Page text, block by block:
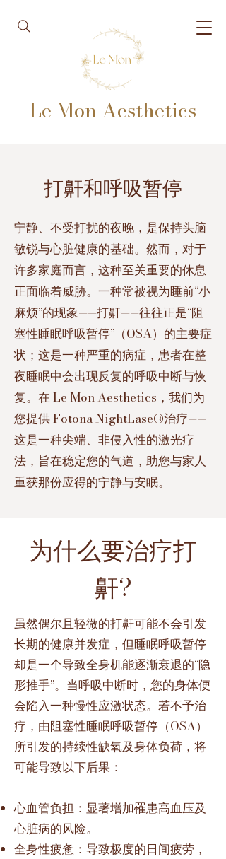
Le Mon Aesthetics
打鼾和呼吸暂停
宁静、不受打扰的夜晚，是保持头脑
敏锐与心脏健康的基础。然而，对于
许多家庭而言，这种至关重要的休息
正面临着威胁。一种常被视为睡前“小
麻烦”的现象——打鼾——往往正是“阻
塞性睡眠呼吸暂停”（OSA）的主要症
状；这是一种严重的病症，患者在整
夜睡眠中会出现反复的呼吸中断与恢
复。 在 Le Mon Aesthetics，我们为
您提供 Fotona NightLase®治疗——
这是一种尖端、非侵入性的激光疗
法，旨在稳定您的气道，助您与家人
重获那份应得的宁静与安眠。
为什么要治疗打
鼾?
虽然偶尔且轻微的打鼾可能不会引发
长期的健康并发症，但睡眠呼吸暂停
却是一个导致全身机能逐渐衰退的“隐
形推手”。当呼吸中断时，您的身体便
会陷入一种慢性应激状态。若不予治
疗，由阻塞性睡眠呼吸暂停（OSA）
所引发的持续性缺氧及身体负荷，将
可能导致以下后果：
心血管负担：显著增加罹患高血压及
心脏病的风险。
全身性疲惫：导致极度的日间疲劳，